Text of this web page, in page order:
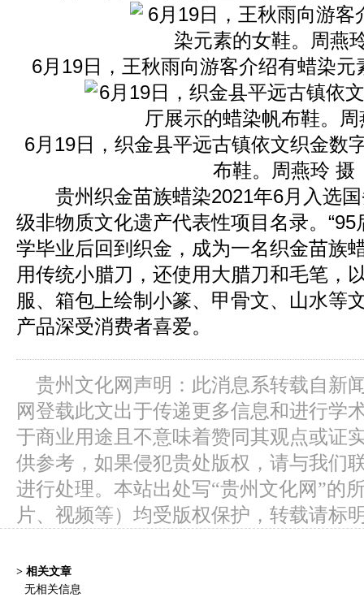
6月19日，王秋雨向游客介绍有蜡染
6月19日，织金县平远古镇依文织金数
布鞋。周燕玲 摄
贵州织金苗族蜡染2021年6月入选国
级非物质文化遗产代表性项目名录。“95
学毕业后回到织金，成为一名织金苗族
用传统小腊刀，还使用大腊刀和毛笔，
服、箱包上绘制小篆、甲骨文、山水等
产品深受消费者喜爱。
贵州文化网声明：此消息系转载自新
网登载此文出于传递更多信息和进行学
于商业用途且不意味着赞同其观点或证
供参考，如果侵犯贵处版权，请与我们
进行处理。本站出处写“贵州文化网”的
片、视频等）均受版权保护，转载请标
> 相关文章
无相关信息